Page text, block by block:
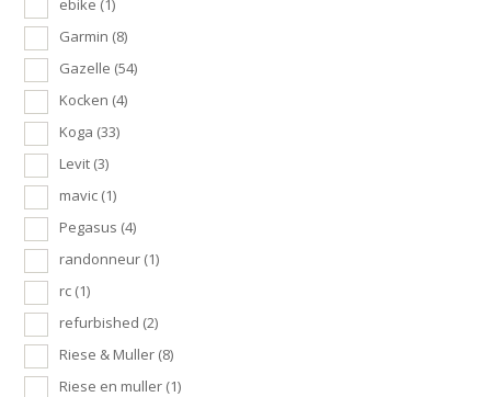
ebike (1)
Garmin (8)
Gazelle (54)
Kocken (4)
Koga (33)
Levit (3)
mavic (1)
Pegasus (4)
randonneur (1)
rc (1)
refurbished (2)
Riese & Muller (8)
Riese en muller (1)